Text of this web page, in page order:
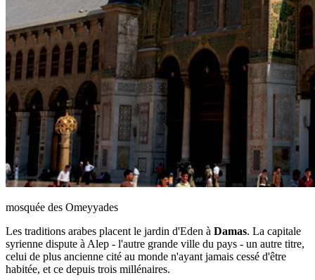
mosquée des Omeyyades
Les traditions arabes placent le jardin d'Eden à Damas. La capitale
syrienne dispute à Alep - l'autre grande ville du pays - un autre titre,
celui de plus ancienne cité au monde n'ayant jamais cessé d'être
habitée, et ce depuis trois millénaires.